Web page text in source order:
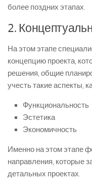
более поздних этапах.
2.
На этом этапе
концепцию проекта,
решения, общие
учесть такие аспекты,
Функциональность
Эстетика
Экономичность
Именно на этом этапе
направления, которые
детальных проектах.